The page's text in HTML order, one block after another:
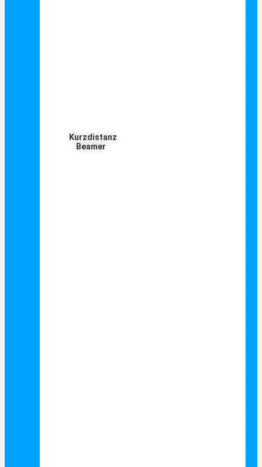
Kurzdistanz
Beamer